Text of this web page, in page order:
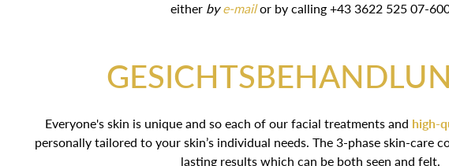
either bye-mailor by calling +43 3622 525 07-
Everyone's skin is unique and so each of our facial treatments and high-
personally tailored to your skin’s individual needs. The 3-phase skin-care
lasting results which can be both seen and felt.